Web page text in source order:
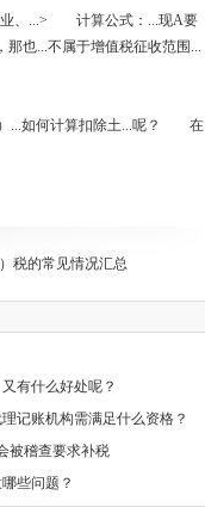
业、...> 计算公式：...现A要
也...不属于增值税征收范围...
）...如何计算扣除土...呢？ 在
税的常见情况汇总
有什么好处呢？
记账机构需满足什么资格？
被稽查要求补税
些问题？